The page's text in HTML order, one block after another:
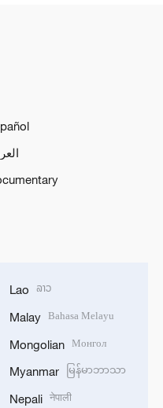
Lao ລາວ
Malay Bahasa Melayu
Mongolian Монгол
Myanmar မြန်မာဘာသာ
Nepali नेपाली